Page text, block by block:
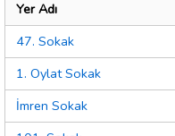
Yer Adı
47. Sokak
1. Oylat Sokak
İmren Sokak